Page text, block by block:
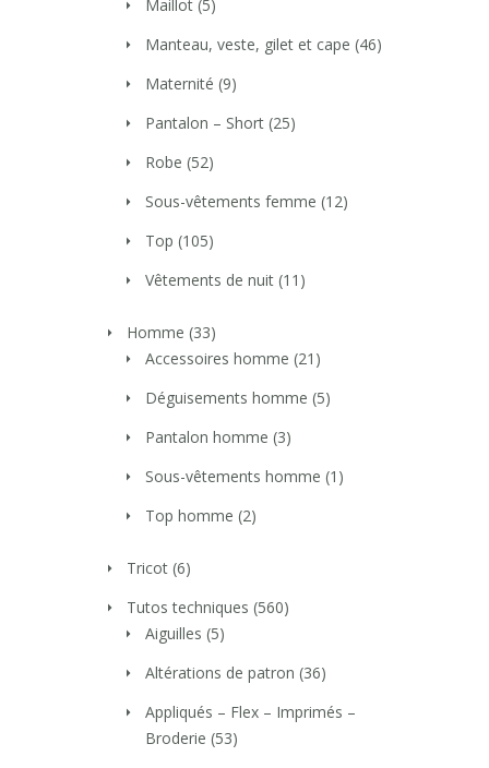
Maillot (5)
Manteau, veste, gilet et cape (46)
Maternité (9)
Pantalon – Short (25)
Robe (52)
Sous-vêtements femme (12)
Top (105)
Vêtements de nuit (11)
Homme (33)
Accessoires homme (21)
Déguisements homme (5)
Pantalon homme (3)
Sous-vêtements homme (1)
Top homme (2)
Tricot (6)
Tutos techniques (560)
Aiguilles (5)
Altérations de patron (36)
Appliqués – Flex – Imprimés –
Broderie (53)